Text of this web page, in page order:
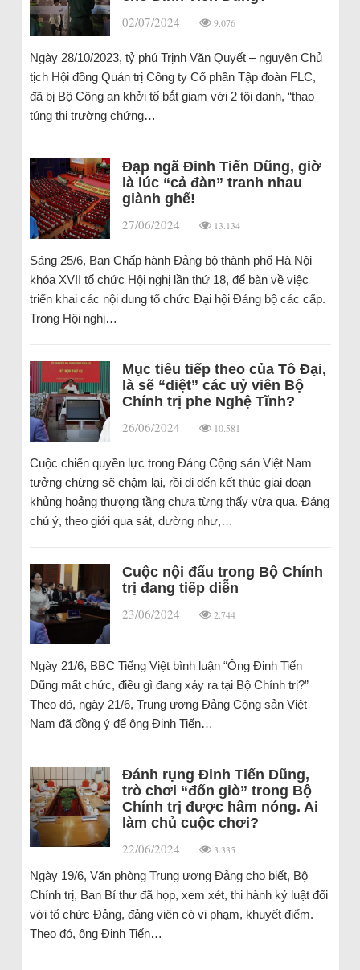
02/07/2024 | | 9.076
Ngày 28/10/2023, tỷ phú Trịnh Văn Quyết – nguyên Chủ
tịch Hội đồng Quản trị Công ty Cổ phần Tập đoàn FLC,
đã bị Bộ Công an khởi tố bắt giam với 2 tội danh, “thao
túng thị trường chứng…
Đạp ngã Đinh Tiến Dũng, giờ
là lúc “cả đàn” tranh nhau
giành ghế!
27/06/2024 | | 13.134
Sáng 25/6, Ban Chấp hành Đảng bộ thành phố Hà Nội
khóa XVII tổ chức Hội nghị lần thứ 18, để bàn về việc
triển khai các nội dung tổ chức Đại hội Đảng bộ các cấp.
Trong Hội nghị…
Mục tiêu tiếp theo của Tô Đại,
là sẽ “diệt” các uỷ viên Bộ
Chính trị phe Nghệ Tĩnh?
26/06/2024 | | 10.581
Cuộc chiến quyền lực trong Đảng Cộng sản Việt Nam
tưởng chừng sẽ chậm lại, rồi đi đến kết thúc giai đoạn
khủng hoảng thượng tầng chưa từng thấy vừa qua. Đáng
chú ý, theo giới qua sát, dường như,…
Cuộc nội đấu trong Bộ Chính
trị đang tiếp diễn
23/06/2024 | | 2.744
Ngày 21/6, BBC Tiếng Việt bình luận “Ông Đinh Tiến
Dũng mất chức, điều gì đang xảy ra tại Bộ Chính trị?”
Theo đó, ngày 21/6, Trung ương Đảng Cộng sản Việt
Nam đã đồng ý để ông Đinh Tiến…
Đánh rụng Đinh Tiến Dũng,
trò chơi “đốn giò” trong Bộ
Chính trị được hâm nóng. Ai
làm chủ cuộc chơi?
22/06/2024 | | 3.335
Ngày 19/6, Văn phòng Trung ương Đảng cho biết, Bộ
Chính trị, Ban Bí thư đã họp, xem xét, thi hành kỷ luật đối
với tổ chức Đảng, đảng viên có vi phạm, khuyết điểm.
Theo đó, ông Đinh Tiến…